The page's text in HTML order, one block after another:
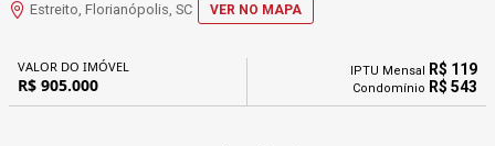
Estreito, Florianópolis, SC VER NO MAPA
VALOR DO IMÓVEL
R$ 905.000
IPTU Mensal R$ 119
Condomínio R$ 543